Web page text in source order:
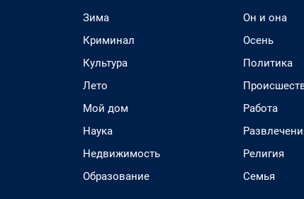
Зима
Криминал
Культура
Лето
Мой дом
Наука
Недвижимость
Образование
Он и она
Осень
Политика
Работа
Религия
Семья